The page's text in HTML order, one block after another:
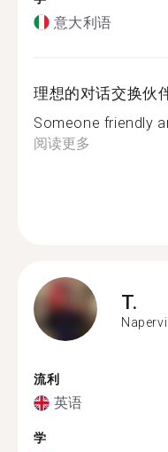
意大利语
理想的对话交换伙
Someone friendly
阅读更多
T.
流利
英语
学